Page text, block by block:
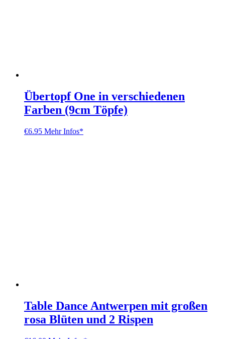
Übertopf One in verschiedenen
Farben (9cm Töpfe)
€6.95 Mehr Infos*
Table Dance Antwerpen mit großen
rosa Blüten und 2 Rispen